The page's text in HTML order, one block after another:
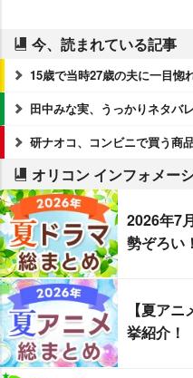
今、読まれている記事
15歳で当時27歳の夫に一目惚
田中みな実、うっかりネタバレ
研ナオコ、コンビニで買う商
オリコン インフォメー
2026年7
勢ぞろい！
【夏ア
挙紹介！